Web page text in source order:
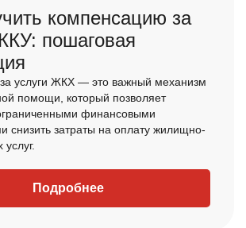
компенсацию за
пошаговая
услуги ЖКХ — это важный механизм
помощи, который позволяет
финансовыми
снизить затраты на оплату жилищно-
Подробнее